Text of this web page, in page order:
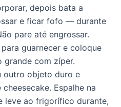
depois bata a
e ficar fofo — durante
pare até engrossar.
guarnecer e coloque
grande com zíper.
outro objeto duro e
Espalhe na
leve ao frigorífico durante,